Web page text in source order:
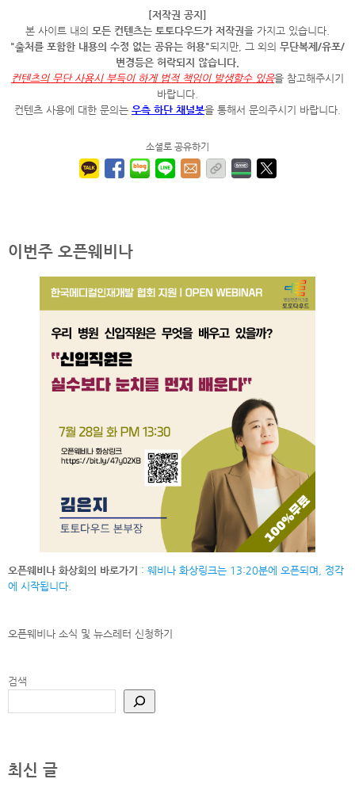
[저작권 공지]
본 사이트 내의 모든 컨텐츠는 토토다우드가 저작권을 가지고 있습니다.
"출처를 포함한 내용의 수정 없는 공유는 허용"되지만, 그 외의 무단복제/유포/
변경등은 허락되지 않습니다.
컨텐츠의 무단 사용시 부득이 하게 법적 책임이 발생할수 있음을 참고해주시기
바랍니다.
컨텐츠 사용에 대한 문의는 우측 하단 채널봇을 통해서 문의주시기 바랍니다.
소셜로 공유하기
이번주 오픈웨비나
오픈웨비나 화상회의 바로가기 : 웨비나 화상링크는 13:20분에 오픈되며, 정각
에 시작됩니다.
오픈웨비나 소식 및 뉴스레터 신청하기
검색
최신 글